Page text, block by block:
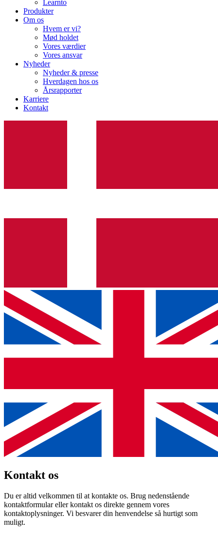
Learnto
Produkter
Om os
Hvem er vi?
Mød holdet
Vores værdier
Vores ansvar
Nyheder
Nyheder & presse
Hverdagen hos os
Årsrapporter
Karriere
Kontakt
Kontakt os
Du er altid velkommen til at kontakte os. Brug nedenstående
kontaktformular eller kontakt os direkte gennem vores
kontaktoplysninger. Vi besvarer din henvendelse så hurtigt som
muligt.